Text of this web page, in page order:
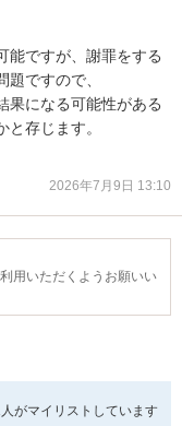
能ですが、謝罪をする
ですので、
果になる可能性がある
存じます。
2026年7月9日 13:10
用いただくようお願いい
がマイリストしています